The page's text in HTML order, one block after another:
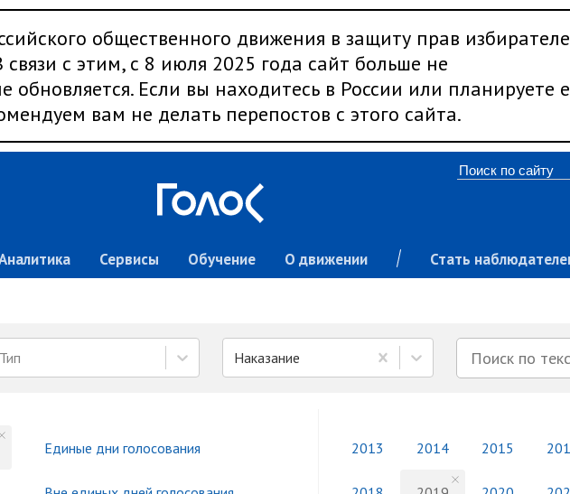
общественного движения в защиту прав
связи с этим, с 8 июля 2025 года сайт больше не
обновляется. Если вы находитесь в России или планируете
вам не делать перепостов с этого сайта.
Сервисы Обучение О движении Стать
Тип Наказание
Единые дни голосования 2013 2014 2015